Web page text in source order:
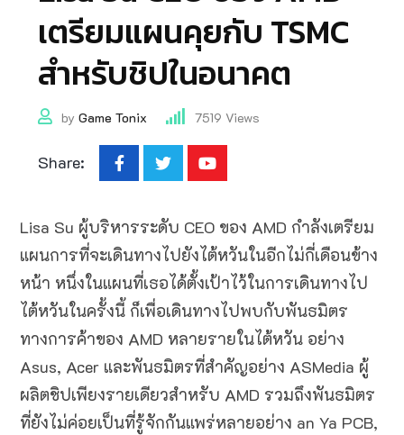
เตรียมแผนคุยกับ TSMC
สำหรับชิปในอนาคต
by Game Tonix 7519 Views
Share:
Lisa Su ผู้บริหารระดับ CEO ของ AMD กำลังเตรียม
แผนการที่จะเดินทางไปยังไต้หวันในอีกไม่กี่เดือนข้าง
หน้า หนึ่งในแผนที่เธอได้ตั้งเป้าไว้ในการเดินทางไป
ไต้หวันในครั้งนี้ ก็เพื่อเดินทางไปพบกับพันธมิตร
ทางการค้าของ AMD หลายรายในไต้หวัน อย่าง
Asus, Acer และพันธมิตรที่สำคัญอย่าง ASMedia ผู้
ผลิตชิปเพียงรายเดียวสำหรับ AMD รวมถึงพันธมิตร
ที่ยังไม่ค่อยเป็นที่รู้จักกันแพร่หลายอย่าง an Ya PCB,